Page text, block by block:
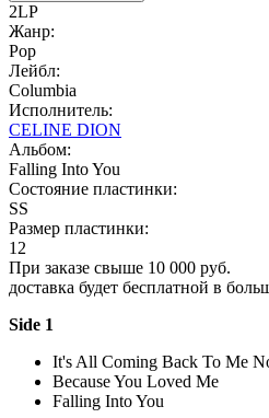
2LP
Жанр:
Pop
Лейбл:
Columbia
Исполнитель:
CELINE DION
Альбом:
Falling Into You
Состояние пластинки:
SS
Размер пластинки:
12
При заказе свыше 10 000 руб.
доставка будет бесплатной в
Side 1
It's All Coming Back To Me
Because You Loved Me
Falling Into You